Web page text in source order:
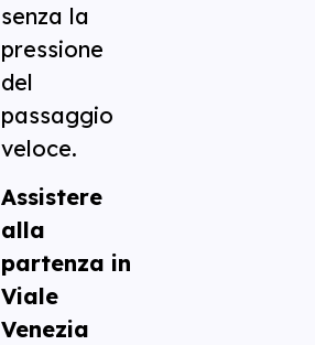
senza la
pressione
del
passaggio
veloce.
Assistere
alla
partenza in
Viale
Venezia